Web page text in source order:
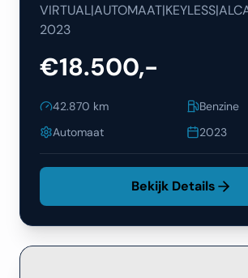
2023
€18.500,-
42.870 km
Benzine
Automaat
2023
Bekijk Details